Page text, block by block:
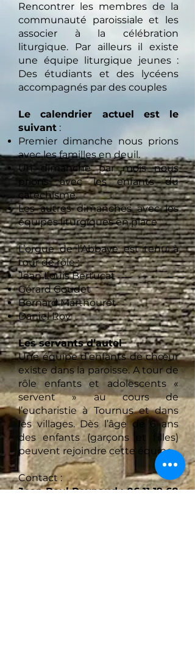
Rencontrer les membres de la
communauté paroissiale et les
associer à la célébration
liturgique. Par ailleurs il existe
une équipe liturgique jeunes :
Des étudiants et des lycéens
accompagnés par des couples
Le calendrier actuel est le
suivant :
Premier dimanche nous prions
avec les familles en deuil.
Un dimanche par mois nous
prions avec les enfants du
catéchisme.
Les autres dimanches avec les
équipes liturgiques en place
L’orgue de l’Abbaye est tenu à
tour de rôle :
Jean Louis Bertucat
Gérard Goudet
Bernard Marthouret
Daniel Roy
Les servants d’autel
Une équipe d’enfants de chœur
existe dans la paroisse. A tour de
rôle enfants et adolescents «
servent » au cours de
l’eucharistie à Tournus et dans
les villages. Dès l’âge de 6 ans
des enfants (garçons et filles)
peuvent rejoindre cette équipe.
Contact :
Jean Paul Raynaud :06 11 19 68